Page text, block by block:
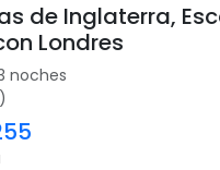
de Inglaterra,
Londres
noches